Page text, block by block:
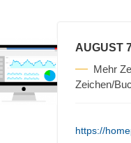
AUGUST
Mehr
Zeichen/
https://